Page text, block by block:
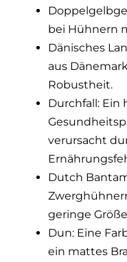
bei Hühnern
Dänisches
aus
Robustheit.
Durchfall: Ein
verursacht
Dutch
geringe
Dun: Eine
ein mattes